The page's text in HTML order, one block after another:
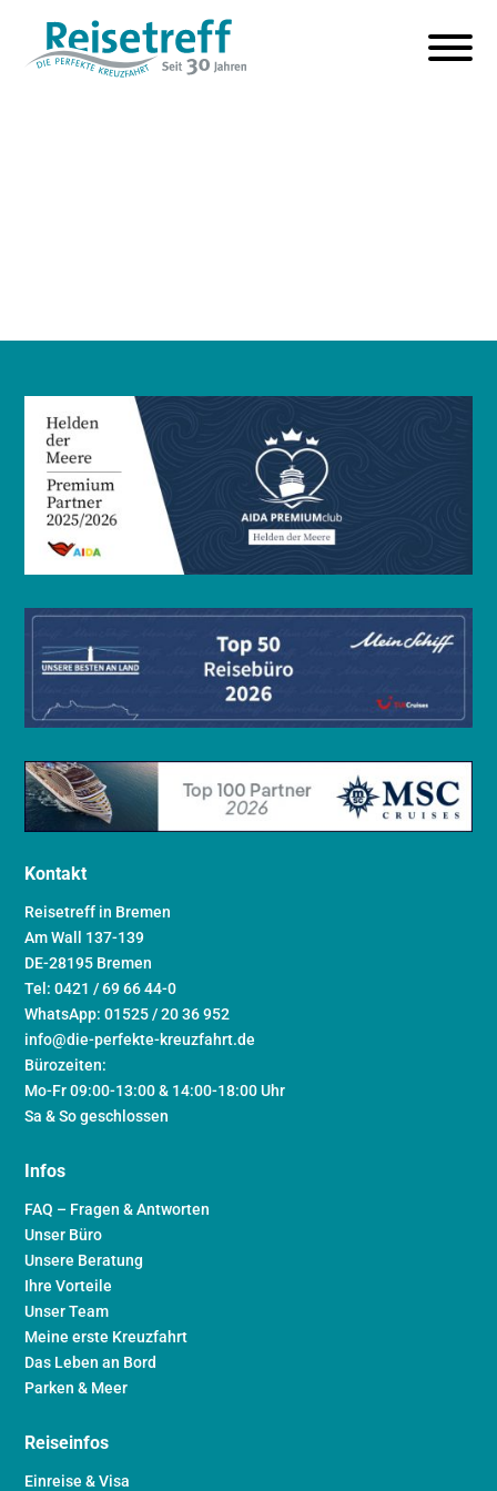
Kontakt
Reisetreff in Bremen
Am Wall 137-139
DE-28195 Bremen
Tel: 0421 / 69 66 44-0
WhatsApp: 01525 / 20 36 952
info@die-perfekte-kreuzfahrt.de
Bürozeiten:
Mo-Fr 09:00-13:00 & 14:00-18:00 Uhr
Sa & So geschlossen
Infos
FAQ – Fragen & Antworten
Unser Büro
Unsere Beratung
Ihre Vorteile
Unser Team
Meine erste Kreuzfahrt
Das Leben an Bord
Parken & Meer
Reiseinfos
Einreise & Visa